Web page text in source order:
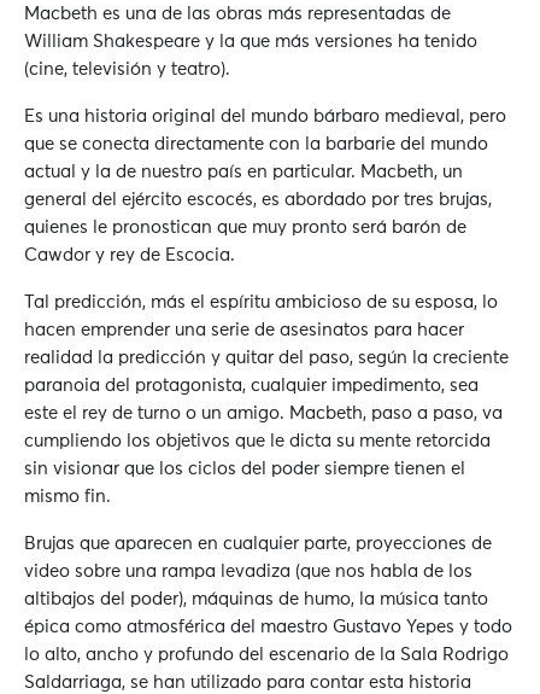
Macbeth es una de las obras más representadas de
William Shakespeare y la que más versiones ha tenido
(cine, televisión y teatro).
Es una historia original del mundo bárbaro medieval, pero
que se conecta directamente con la barbarie del mundo
actual y la de nuestro país en particular. Macbeth, un
general del ejército escocés, es abordado por tres brujas,
quienes le pronostican que muy pronto será barón de
Cawdor y rey de Escocia.
Tal predicción, más el espíritu ambicioso de su esposa, lo
hacen emprender una serie de asesinatos para hacer
realidad la predicción y quitar del paso, según la creciente
paranoia del protagonista, cualquier impedimento, sea
este el rey de turno o un amigo. Macbeth, paso a paso, va
cumpliendo los objetivos que le dicta su mente retorcida
sin visionar que los ciclos del poder siempre tienen el
mismo fin.
Brujas que aparecen en cualquier parte, proyecciones de
video sobre una rampa levadiza (que nos habla de los
altibajos del poder), máquinas de humo, la música tanto
épica como atmosférica del maestro Gustavo Yepes y todo
lo alto, ancho y profundo del escenario de la Sala Rodrigo
Saldarriaga, se han utilizado para contar esta historia